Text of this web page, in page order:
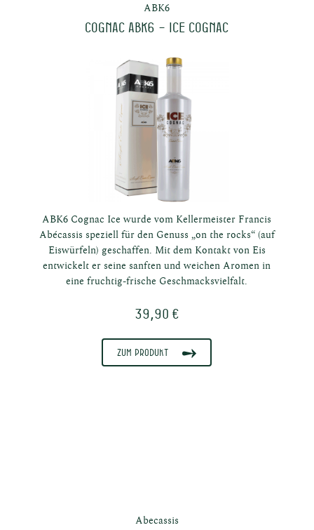
ABK6
Cognac ABK6 – ICE COGNAC
ABK6 Cognac Ice wurde vom Kellermeister Francis
Abécassis speziell für den Genuss „on the rocks“ (auf
Eiswürfeln) geschaffen. Mit dem Kontakt von Eis
entwickelt er seine sanften und weichen Aromen in
eine fruchtig-frische Geschmacksvielfalt.
39,90 €
Zum Produkt
Abecassis